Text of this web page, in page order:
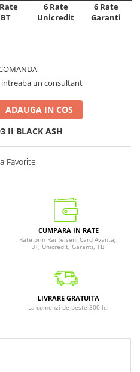
BT
6 Rate
Unicredit
6 Rate
Garanti
intreaba un consultant
ADAUGA IN COS
II BLACK ASH
Favorite
CUMPARA IN RATE
Rate prin Raiffeisen, Card Avantaj,
BT, Unicredit, Garanti, TBI
LIVRARE GRATUITA
La comenzi de peste 300 lei